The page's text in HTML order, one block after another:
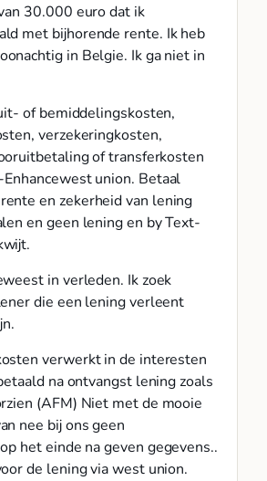
30.000 euro dat ik
met bijhorende rente. Ik heb
in Belgie. Ik ga niet in
of bemiddelingskosten,
verzekeringkosten,
of transferkosten
union. Betaal
en zekerheid van lening
en geen lening en by Text-
in verleden. Ik zoek
die een lening verleent
verwerkt in de interesten
na ontvangst lening zoals
(AFM) Niet met de mooie
nee bij ons geen
het einde na geven gegevens..
de lening via west union.